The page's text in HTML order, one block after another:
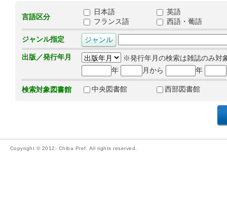
言語区分
日本語
英語
フランス語
西語・葡語
ジャンル指定
出版／発行年月
※発行年月の検索は雑誌のみ対
年
月から 年
検索対象図書館 中央図書館 西部図書館
Copyright © 2012- Chiba Pref. All rights reserved.